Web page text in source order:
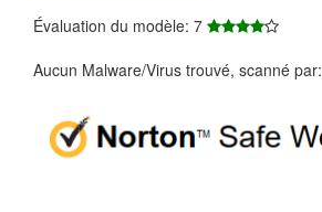
Évaluation du modèle: 7
Aucun Malware/Virus trouvé, scanné par: